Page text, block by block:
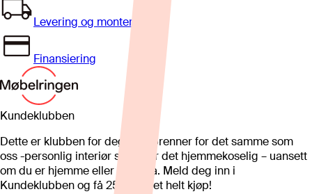
Levering og montering
Finansiering
Kundeklubben
Dette er klubben for deg som brenner for det samme som
oss -personlig interiør som gjør det hjemmekoselig – uansett
om du er hjemme eller på hytta. Meld deg inn i
Kundeklubben og få 25%* på et helt kjøp!